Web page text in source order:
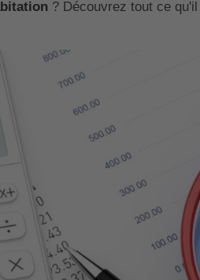
? Découvrez tout ce